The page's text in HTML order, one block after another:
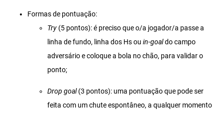
Formas de pontuação:
Try (5 pontos): é preciso que o/a jogador/a passe a
linha de fundo, linha dos Hs ou in-goaldo campo
adversário e coloque a bola no chão, para validar o
ponto;
Drop goal(3 pontos): uma pontuação que pode ser
feita com um chute espontâneo, a qualquer momento